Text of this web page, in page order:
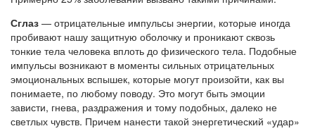
Сглаз — отрицательные импульсы энергии, которые иногда
пробивают нашу защитную оболочку и проникают сквозь
тонкие тела человека вплоть до физического тела. Подобные
импульсы возникают в моменты сильных отрицательных
эмоциональных вспышек, которые могут произойти, как вы
понимаете, по любому поводу. Это могут быть эмоции
зависти, гнева, раздражения и тому подобных, далеко не
светлых чувств. Причем нанести такой энергетический «удар»